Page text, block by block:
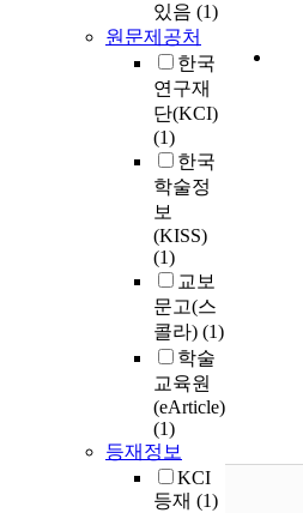
있음 (1)
원문제공처
한국
연구재
단(KCI)
(1)
한국
학술정
보
(KISS)
(1)
교보
문고(스
콜라) (1)
학술
교육원
(eArticle)
(1)
등재정보
KCI
등재 (1)